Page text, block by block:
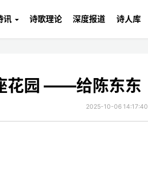
讯 诗歌理论 深度报道 诗人库
花园 ——给陈东东
2025-10-06 14:17:40